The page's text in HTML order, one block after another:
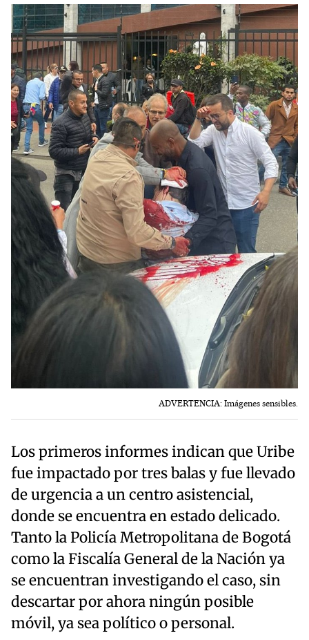
ADVERTENCIA: Imágenes sensibles.
Los primeros informes indican que Uribe
fue impactado por tres balas y fue llevado
de urgencia a un centro asistencial,
donde se encuentra en estado delicado.
Tanto la Policía Metropolitana de Bogotá
como la Fiscalía General de la Nación ya
se encuentran investigando el caso, sin
descartar por ahora ningún posible
móvil, ya sea político o personal.